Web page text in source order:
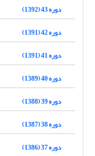
دوره 43 (1392)
دوره 42 (1391)
دوره 41 (1391)
دوره 40 (1389)
دوره 39 (1388)
دوره 38 (1387)
دوره 37 (1386)